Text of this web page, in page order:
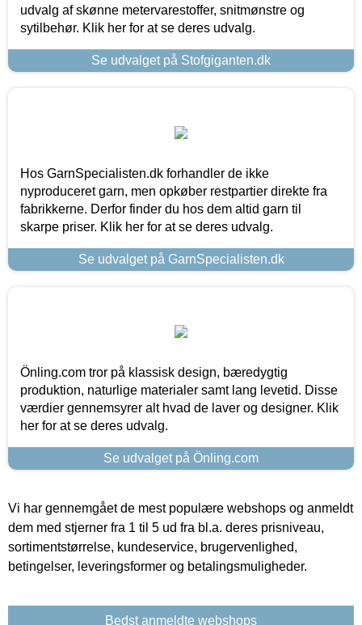
udvalg af skønne metervarestoffer, snitmønstre og
sytilbehør. Klik her for at se deres udvalg.
Se udvalget på Stofgiganten.dk
Hos GarnSpecialisten.dk forhandler de ikke
nyproduceret garn, men opkøber restpartier direkte fra
fabrikkerne. Derfor finder du hos dem altid garn til
skarpe priser. Klik her for at se deres udvalg.
Se udvalget på GarnSpecialisten.dk
Önling.com tror på klassisk design, bæredygtig
produktion, naturlige materialer samt lang levetid. Disse
værdier gennemsyrer alt hvad de laver og designer. Klik
her for at se deres udvalg.
Se udvalget på Önling.com
Vi har gennemgået de mest populære webshops og anmeldt
dem med stjerner fra 1 til 5 ud fra bl.a. deres prisniveau,
sortimentstørrelse, kundeservice, brugervenlighed,
betingelser, leveringsformer og betalingsmuligheder.
Bedst anmeldte webshops